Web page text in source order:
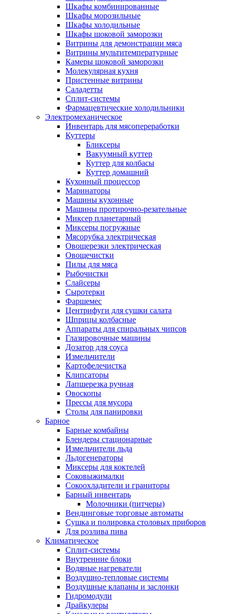
Шкафы комбинированные
Шкафы морозильные
Шкафы холодильные
Шкафы шоковой заморозки
Витрины для демонстрации мяса
Витрины мультитемпературные
Камеры шоковой заморозки
Молекулярная кухня
Пристенные витрины
Саладетты
Сплит-системы
Фармацевтические холодильники
Электромеханическое
Инвентарь для мясопереработки
Куттеры
Бликсеры
Вакуумный куттер
Куттер для колбасы
Куттер домашний
Кухонный процессор
Маринаторы
Машины кухонные
Машины протирочно-резательные
Миксер планетарный
Миксеры погружные
Мясорубка электрическая
Овощерезки электрическая
Овощечистки
Пилы для мяса
Рыбочистки
Слайсеры
Сыротерки
Фаршемес
Центрифуги для сушки салата
Шприцы колбасные
Аппараты для спиральных чипсов
Глазировочные машины
Дозатор для соуса
Измельчители
Картофелечистка
Клипсаторы
Лапшерезка ручная
Овоскопы
Прессы для мусора
Столы для панировки
Барное
Барные комбайны
Блендеры стационарные
Измельчители льда
Льдогенераторы
Миксеры для коктелей
Соковыжималки
Сокоохладители и граниторы
Барный инвентарь
Молочники (питчеры)
Вендинговые торговые автоматы
Сушка и полировка столовых приборов
Для розлива пива
Климатическое
Сплит-системы
Внутренние блоки
Водяные нагреватели
Воздушно-тепловые системы
Воздушные клапаны и заслонки
Гидромодули
Драйкулеры